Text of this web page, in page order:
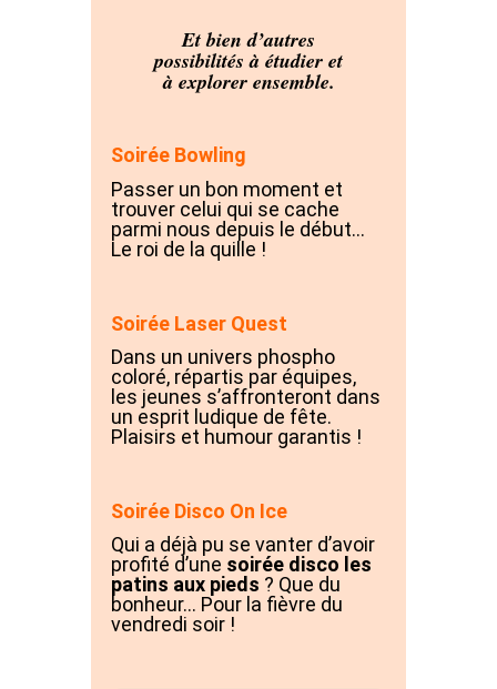
Et bien d’autres
possibilités à étudier et
à explorer ensemble.
Soirée Bowling
Passer un bon moment et
trouver celui qui se cache
parmi nous depuis le début…
Le roi de la quille !
Soirée Laser Quest
Dans un univers phospho
coloré, répartis par équipes,
les jeunes s’affronteront dans
un esprit ludique de fête.
Plaisirs et humour garantis !
Soirée Disco On Ice
Qui a déjà pu se vanter d’avoir
profité d’une soirée disco les
patins aux pieds ? Que du
bonheur… Pour la fièvre du
vendredi soir !